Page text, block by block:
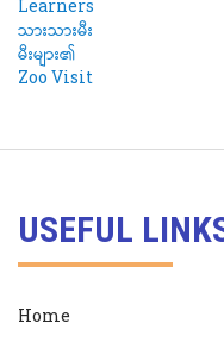
USEFUL
Home